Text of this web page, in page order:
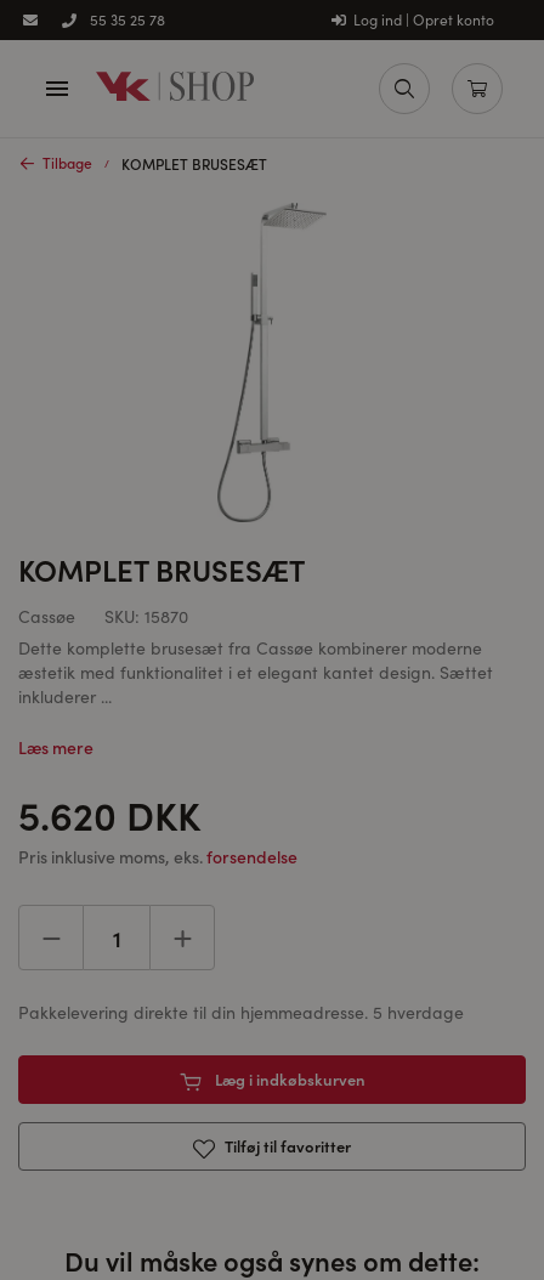
55 35 25 78 Log ind | Opret konto
Tilbage KOMPLET BRUSESÆT
KOMPLET BRUSESÆT
Cassøe SKU: 15870
Dette komplette brusesæt fra Cassøe kombinerer moderne
æstetik med funktionalitet i et elegant kantet design. Sættet
inkluderer ...
Læs mere
5.620 DKK
Pris inklusive moms, eks.forsendelse
Pakkelevering direkte til din hjemmeadresse. 5 hverdage
Læg i indkøbskurven
Tilføj til favoritter
Du vil måske også synes om dette: